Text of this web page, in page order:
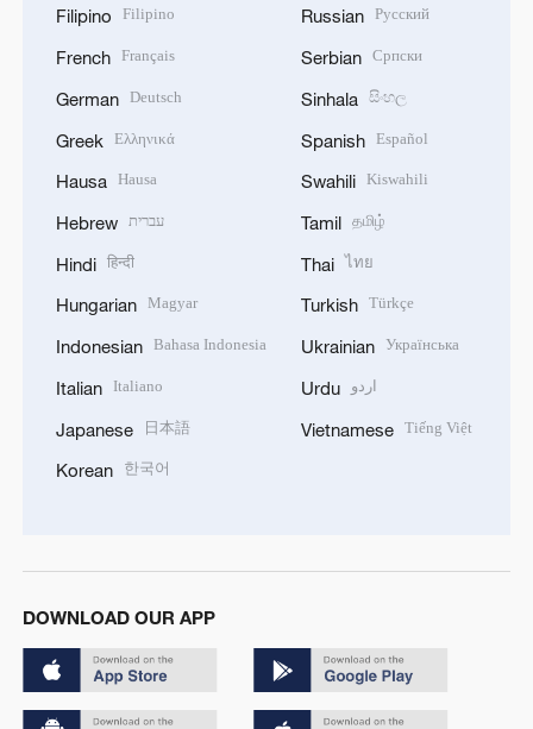
Filipino Filipino
French Français
German Deutsch
Greek Ελληνικά
Hausa Hausa
Hebrew עברית
Hindi हिन्दी
Hungarian Magyar
Indonesian Bahasa Indonesia
Italian Italiano
Japanese 日本語
Korean 한국어
Russian Русский
Serbian Српски
Sinhala සිංහල
Spanish Español
Swahili Kiswahili
Tamil தமிழ்
Thai ไทย
Turkish Türkçe
Ukrainian Українська
Urdu اردو
Vietnamese Tiếng Việt
DOWNLOAD OUR APP